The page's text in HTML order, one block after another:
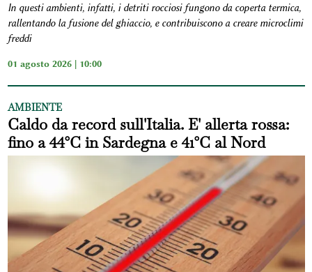
In questi ambienti, infatti, i detriti rocciosi fungono da coperta termica,
rallentando la fusione del ghiaccio, e contribuiscono a creare microclimi
freddi
01 agosto 2026 | 10:00
AMBIENTE
Caldo da record sull'Italia. E' allerta rossa:
fino a 44°C in Sardegna e 41°C al Nord